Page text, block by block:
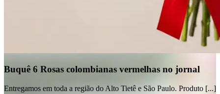
Buquê 6 Rosas colombianas vermelhas no jornal
Entregamos em toda a região do Alto Tietê e São Paulo. Produto [...]